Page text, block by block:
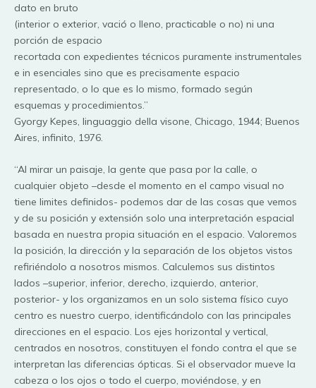
dato en bruto
(interior o exterior, vació o lleno, practicable o no) ni una
porción de espacio
recortada con expedientes técnicos puramente instrumentales
e in esenciales sino que es precisamente espacio
representado, o lo que es lo mismo, formado según
esquemas y procedimientos.”
Gyorgy Kepes, linguaggio della visone, Chicago, 1944; Buenos
Aires, infinito, 1976.
“Al mirar un paisaje, la gente que pasa por la calle, o
cualquier objeto –desde el momento en el campo visual no
tiene limites definidos- podemos dar de las cosas que vemos
y de su posición y extensión solo una interpretación espacial
basada en nuestra propia situación en el espacio. Valoremos
la posición, la dirección y la separación de los objetos vistos
refiriéndolo a nosotros mismos. Calculemos sus distintos
lados –superior, inferior, derecho, izquierdo, anterior,
posterior- y los organizamos en un solo sistema físico cuyo
centro es nuestro cuerpo, identificándolo con las principales
direcciones en el espacio. Los ejes horizontal y vertical,
centrados en nosotros, constituyen el fondo contra el que se
interpretan las diferencias ópticas. Si el observador mueve la
cabeza o los ojos o todo el cuerpo, moviéndose, y en